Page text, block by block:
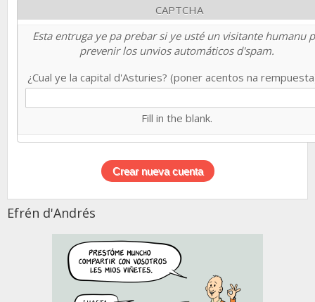
CAPTCHA
Esta entruga ye pa prebar si ye usté un visitante humanu
prevenir los unvios automáticos d'spam.
¿Cual ye la capital d'Asturies? (poner acentos na
Fill in the blank.
Efrén d'Andrés